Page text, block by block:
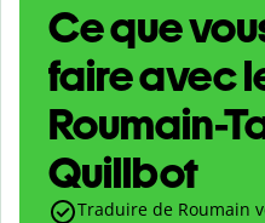
Ce que
faire avec
Roumain-
Quillbot
Traduire de Roumain